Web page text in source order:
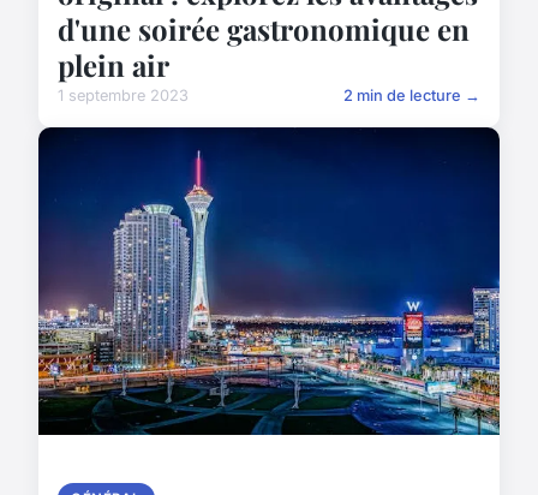
d'une soirée gastronomique en
plein air
1 septembre 2023 2 min de lecture →